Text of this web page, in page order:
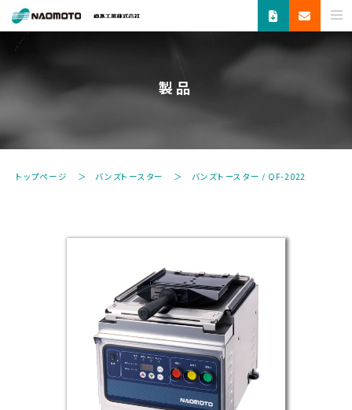
ス
チ
し
い
製品
トップページ バンズトースター バンズトースター / QF-2022